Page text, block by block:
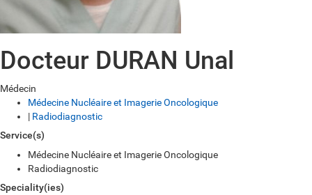
Docteur DURAN Unal
Médecin
Médecine Nucléaire et Imagerie Oncologique
| Radiodiagnostic
Service(s)
Médecine Nucléaire et Imagerie Oncologique
Radiodiagnostic
Speciality(ies)